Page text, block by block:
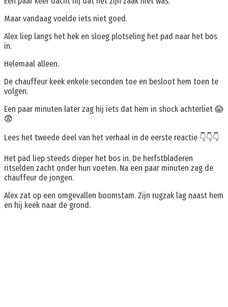
Maar vandaag voelde iets niet goed.
Alex liep langs het hek en sloeg plotseling het pad naar het bos
in.
Helemaal alleen.
De chauffeur keek enkele seconden toe en besloot hem toen te
volgen.
Een paar minuten later zag hij iets dat hem in shock achterliet 😱
😨
Lees het tweede deel van het verhaal in de eerste reactie 👇👇👇
Het pad liep steeds dieper het bos in. De herfstbladeren
ritselden zacht onder hun voeten. Na een paar minuten zag de
chauffeur de jongen.
Alex zat op een omgevallen boomstam. Zijn rugzak lag naast hem
en hij keek naar de grond.